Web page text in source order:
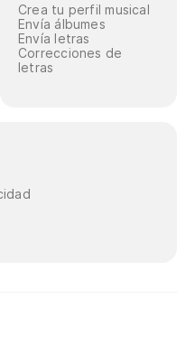
Crea tu perfil musical
Envía álbumes
Envía letras
Correcciones de
letras